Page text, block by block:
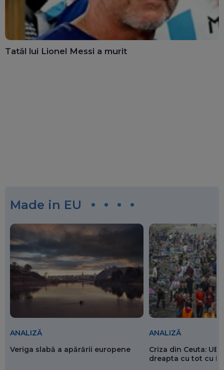
Tatăl lui Lionel Messi a murit
Made in EU
ANALIZĂ
Veriga slabă a apărării europene
ANALIZĂ
Criza din Ceuta: UE
dreapta cu tot cu